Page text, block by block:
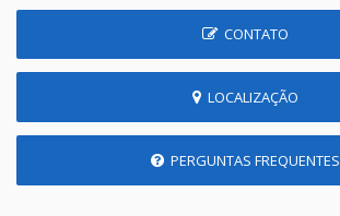
CONTATO
LOCALIZAÇÃO
PERGUNTAS FREQUENTES